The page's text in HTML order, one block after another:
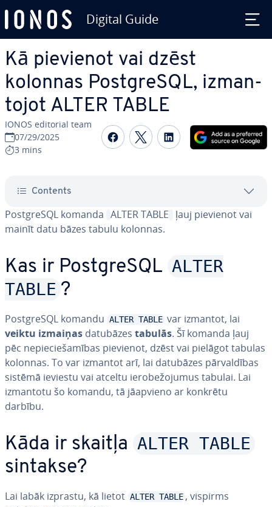
Digital Guide
Kā pievienot vai dzēst
kolonnas PostgreSQL, iz­man­
to­jot ALTER TABLE
IONOS editorial team
07/29/2025
3 mins
Share on Facebook
Share on Twitter
Share on
Contents
PostgreSQL komanda ALTER TABLE ļauj pievienot vai
mainīt datu bāzes tabulu kolonnas.
Kas ir PostgreSQL ALTER
TABLE ?
PostgreSQL komandu ALTER TABLE var izmantot, lai
veiktu izmaiņas datubāzes tabulās. Šī komanda ļauj
pēc ne­pie­cie­ša­mī­bas pievienot, dzēst vai pielāgot tabulas
kolonnas. To var izmantot arī, lai datubāzes pār­val­dī­bas
sistēmā ieviestu vai atceltu ie­ro­be­žo­ju­mus tabulai. Lai
izmantotu šo komandu, tā jāapvieno ar konkrētu
darbību.
Kāda ir skaitļa ALTER TABLE
sintakse?
Lai labāk izprastu, kā lietot ALTER TABLE , vispirms